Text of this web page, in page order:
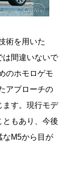
術を用いた
は間違いないで
のホモロゲモ
アプローチの
ます。現行モデ
ともあり、今後
なM5から目が